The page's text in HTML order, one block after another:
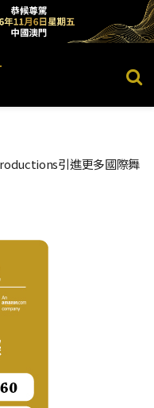
引進更多國際舞